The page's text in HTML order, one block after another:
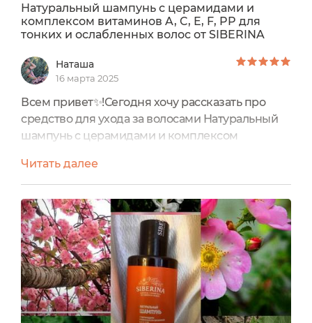
Натуральный шампунь с церамидами и
комплексом витаминов A, C, E, F, PP для
тонких и ослабленных волос от SIBERINA
Наташа
16 марта 2025
Всем привет✨!Сегодня хочу рассказать про
средство для ухода за волосами Натуральный
шампунь с церамидами и комплексом
ослабленных волос от SIBERINAФлакон
выполнен из затемненного пластика И
оснащён крышкой диск-топ Есть гарантия
первого вскрытия упаковки в виде
фирменного стикера:Объём: 200 млСрок
годности: 18 месяцевСрок годности после
вскрытия: 6 месяцевНе тестируется...
Читать далее